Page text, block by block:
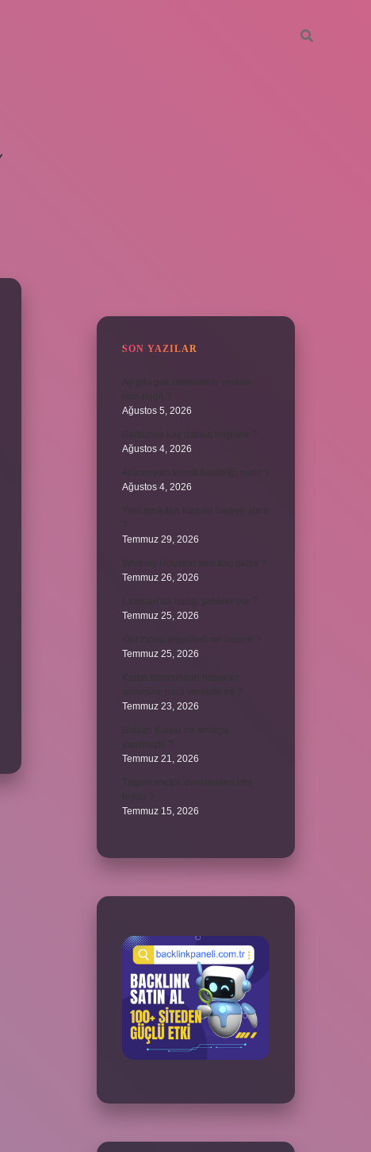
SON YAZILAR
Ağustos 5, 2026
Ağustos 4, 2026
Ağustos 4, 2026
Temmuz 29, 2026
Temmuz 26, 2026
Temmuz 25, 2026
Temmuz 25, 2026
Temmuz 23, 2026
Temmuz 21, 2026
Temmuz 15, 2026